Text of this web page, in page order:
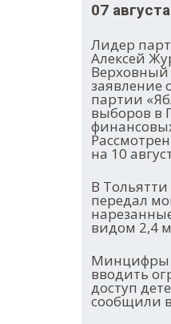
07
Лидер
Алексей
Верховный
заявление
партии
выборов в
на 10
В
передал
видом 2,4
Минцифры
вводить
доступ
сообщили